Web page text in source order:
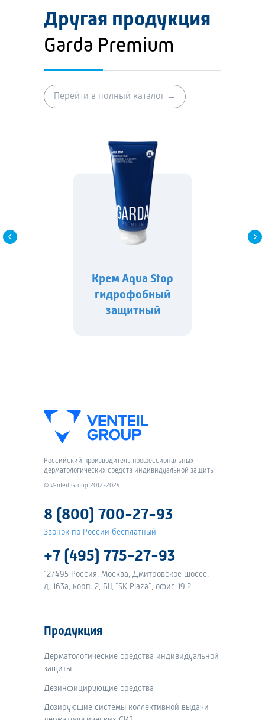
Другая продукция
Garda Premium
Перейти в полный каталог →
Крем Aqua Stop
гидрофобный
защитный
Российский производитель профессиональных
дерматологических средств индивидуальной защиты
8 (800) 700-27-93
Звонок по России бесплатный
Продукция
+7 (495) 775-27-93
Дерматологические средства индивидуальной
защиты
Дезинфицирующие средства
© Venteil Group 2012-2024
127495 Россия, Москва, Дмитровское шоссе,
д. 163а, корп. 2, БЦ "SK Plaza", офис 19.2
Дозирующие системы коллективной выдачи